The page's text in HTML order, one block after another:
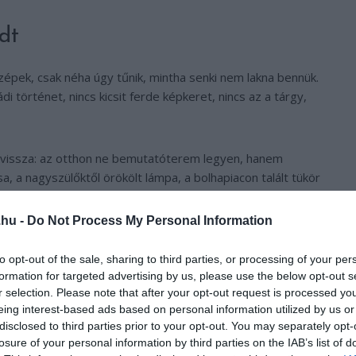
- Do Not Process My Personal Information
opt-out of the sale, sharing to third parties, or processing of your
for targeted advertising by us, please use the below opt-out
selection. Please note that after your opt-out request is processed
interest-based ads based on personal information utilized by us
to third parties prior to your opt-out. You may separately
of your personal information by third parties on the IAB’s list of
csak néha úgy tűnik, mintha senki nem lakna bennük.
történet, nincs kicsit ferde képkeret, nincs az a tárgy,
az otthon ne bemutatóterem legyen, hanem
a nagyszülőktől örökölt lámpa, a bolhapiacon talált tükör
ettől él.
falumúzeumot kell csinálni. A jó vintage nem
kanapé mellé régi dohányzóasztal. Letisztult konyhába
falikar. A kulcs az, hogy a tárgynak legyen helye és
csak rossz társaságba